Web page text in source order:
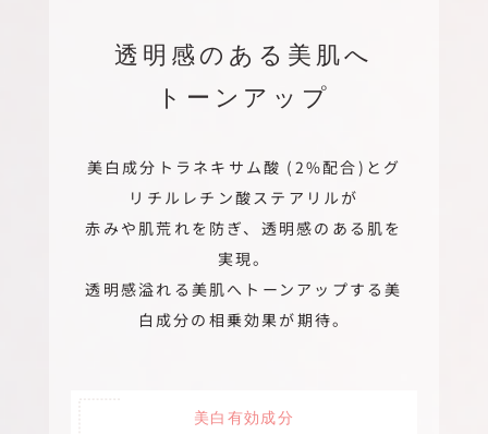
透明感のある美肌へ
トーンアップ
美白成分トラネキサム酸 (2%配合)とグ
リチルレチン酸ステアリルが
赤みや肌荒れを防ぎ、透明感のある肌を
実現。
透明感溢れる美肌へトーンアップする美
白成分の相乗効果が期待。
美白有効成分